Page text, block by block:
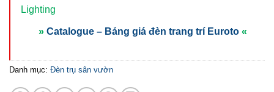
Lighting
» Catalogue – Bảng giá đèn trang trí Euroto «
Danh mục: Đèn trụ sân vườn